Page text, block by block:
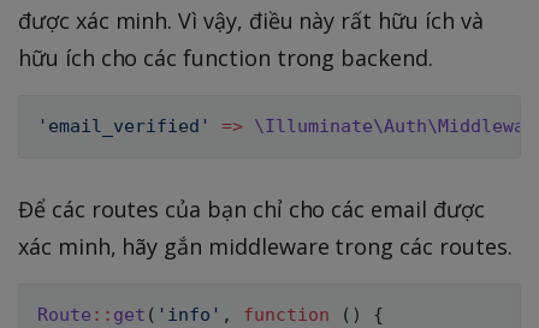
được xác minh. Vì vậy, điều này rất hữu ích và
hữu ích cho các function trong backend.
'email_verified' => \Illuminate\Auth\
Để các routes của bạn chỉ cho các email được
xác minh, hãy gắn middleware trong các routes.
Route :: get ( 'info' , function ( )
{